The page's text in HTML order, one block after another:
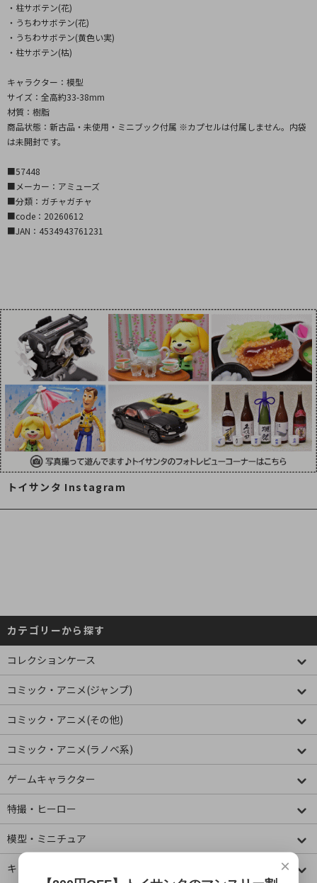
・柱サボテン(花)
・うちわサボテン(花)
・うちわサボテン(黄色い実)
・柱サボテン(枯)
キャラクター：模型
サイズ：全高約33-38mm
材質：樹脂
商品状態：新古品・未使用・ミニブック付属 ※カプセルは付属しません。内袋
は未開封です。
■57448
■メーカー：アミューズ
■分類：ガチャガチャ
■code：20260612
■JAN：4534943761231
トイサンタ Instagram
カテゴリーから探す
コレクションケース
コミック・アニメ(ジャンプ)
コミック・アニメ(その他)
コミック・アニメ(ラノベ系)
ゲームキャラクター
特撮・ヒーロー
模型・ミニチュア
キャラクター ×